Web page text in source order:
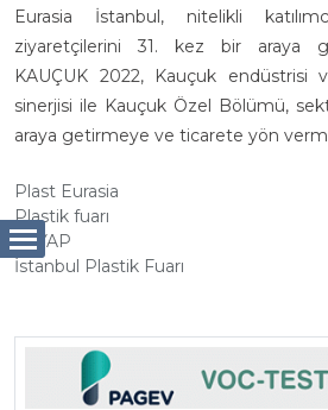
Eurasia İstanbul, nitelikli
ziyaretçilerini 31. kez bir araya
KAUÇUK 2022, Kauçuk endüstrisi
sinerjisi ile Kauçuk Özel Bölümü,
araya getirmeye ve ticarete yön
Plast Eurasia
Plastik fuarı
TÜYAP
İstanbul Plastik Fuarı